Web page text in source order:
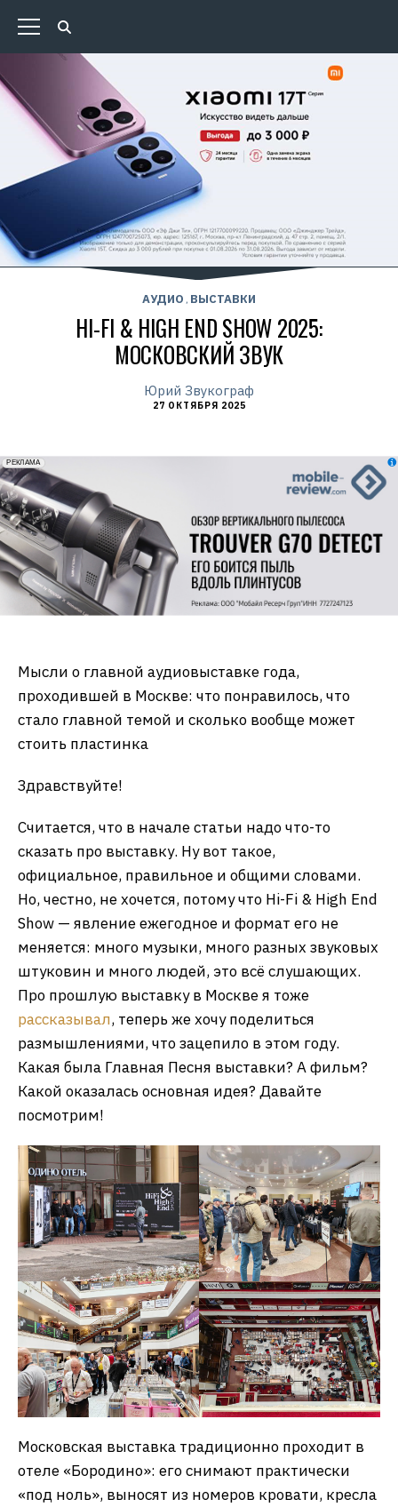
АУДИО , ВЫСТАВКИ
HI-FI & HIGH END SHOW 2025:
МОСКОВСКИЙ ЗВУК
Юрий Звукограф
27 ОКТЯБРЯ 2025
erid: 2VfnxxmNzs5
РЕКЛАМА
Мысли о главной аудиовыставке года,
проходившей в Москве: что понравилось, что
стало главной темой и сколько вообще может
стоить пластинка
Здравствуйте!
Считается, что в начале статьи надо что-то
сказать про выставку. Ну вот такое,
официальное, правильное и общими словами.
Но, честно, не хочется, потому что Hi-Fi & High End
Show — явление ежегодное и формат его не
меняется: много музыки, много разных звуковых
штуковин и много людей, это всё слушающих.
Про прошлую выставку в Москве я тоже
рассказывал, теперь же хочу поделиться
размышлениями, что зацепило в этом году.
Какая была Главная Песня выставки? А фильм?
Какой оказалась основная идея? Давайте
посмотрим!
Московская выставка традиционно проходит в
отеле «Бородино»: его снимают практически
«под ноль», выносят из номеров кровати, кресла